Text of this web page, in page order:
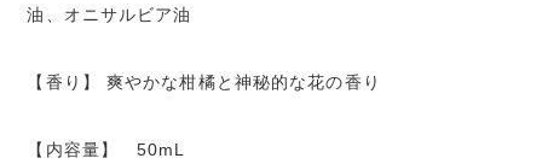
油、オニサルビア油
【香り】 爽やかな柑橘と神秘的な花の香り
【内容量】 50mL